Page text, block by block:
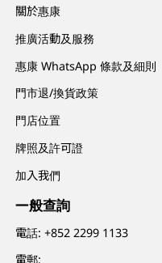
關於惠康
推廣活動及服務
惠康 WhatsApp 條款及細則
門市退/換貨政策
門店位置
牌照及許可證
加入我們
一般查詢
電話:+852 2299 1133
電郵: